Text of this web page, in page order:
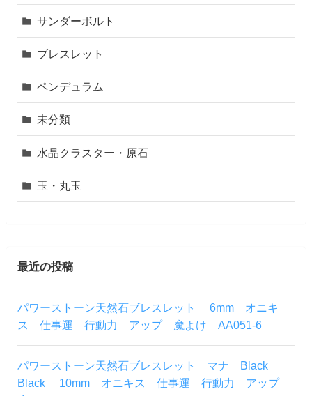
サンダーボルト
ブレスレット
ペンデュラム
未分類
水晶クラスター・原石
玉・丸玉
最近の投稿
パワーストーン天然石ブレスレット 6mm オニキ
ス 仕事運 行動力 アップ 魔よけ AA051-6
パワーストーン天然石ブレスレット マナ Black
Black 10mm オニキス 仕事運 行動力 アップ